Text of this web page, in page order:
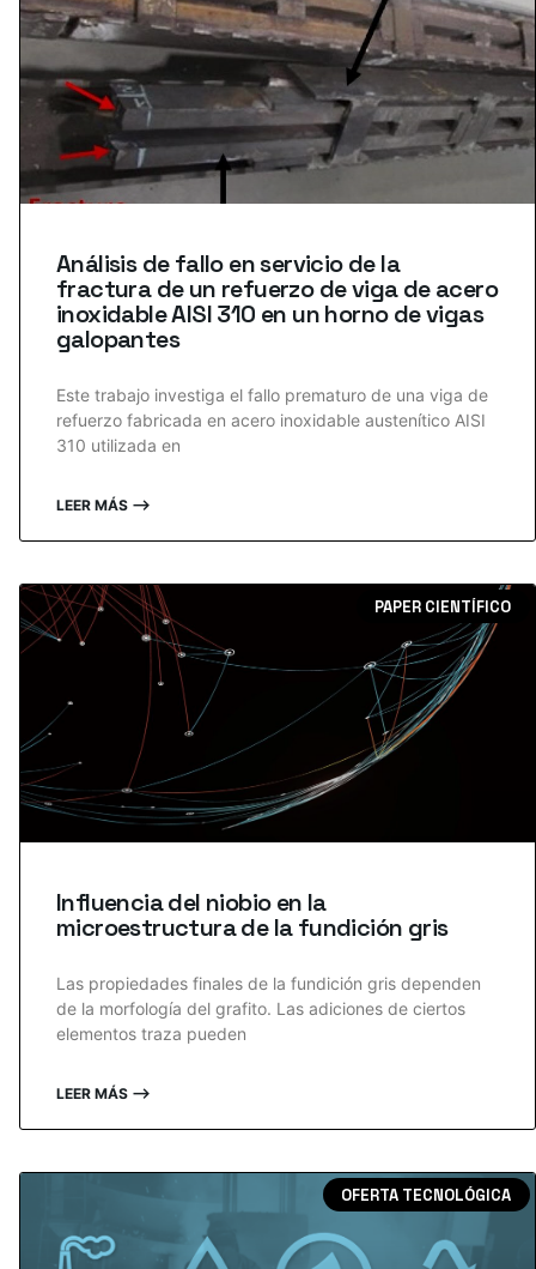
Análisis de fallo en servicio de la
fractura de un refuerzo de viga de acero
inoxidable AISI 310 en un horno de vigas
galopantes
Este trabajo investiga el fallo prematuro de una viga de
refuerzo fabricada en acero inoxidable austenítico AISI
310 utilizada en
LEER MÁS ⟶
PAPER CIENTÍFICO
Influencia del niobio en la
microestructura de la fundición gris
Las propiedades finales de la fundición gris dependen
de la morfología del grafito. Las adiciones de ciertos
elementos traza pueden
LEER MÁS ⟶
OFERTA TECNOLÓGICA